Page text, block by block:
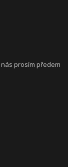
prosím předem